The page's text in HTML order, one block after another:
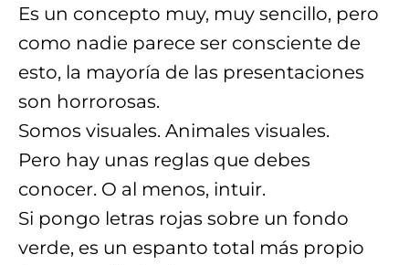
Es un concepto muy, muy sencillo, pero
como nadie parece ser consciente de
esto, la mayoría de las presentaciones
son horrorosas.
Somos visuales. Animales visuales.
Pero hay unas reglas que debes
conocer. O al menos, intuir.
Si pongo letras rojas sobre un fondo
verde, es un espanto total más propio